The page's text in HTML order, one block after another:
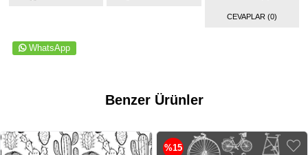
CEVAPLAR (0)
WhatsApp
Benzer Ürünler
%15